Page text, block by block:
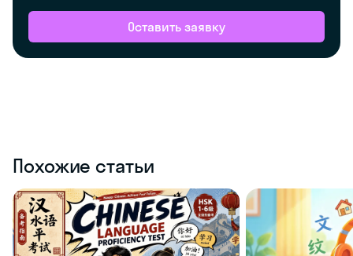
Оставить заявку
Похожие статьи